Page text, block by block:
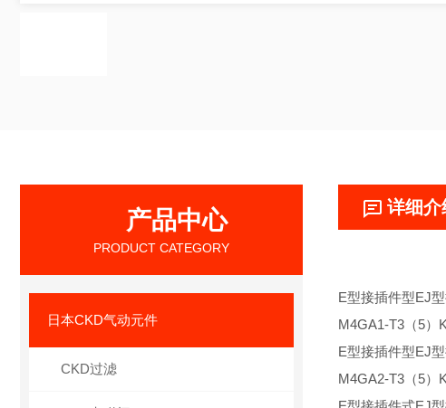
产品中心
PRODUCT CATEGORY
日本CKD气动元件
CKD过滤
详细介
E型接插件型EJ
M4GA1-T3（5）
E型接插件型EJ
M4GA2-T3（5）